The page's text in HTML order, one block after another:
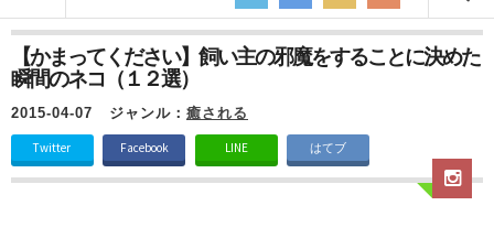
【かまってください】飼い主の邪魔をすることに決めた
瞬間のネコ（１２選）
2015-04-07 ジャンル： 癒される
Twitter Facebook LINE はてブ